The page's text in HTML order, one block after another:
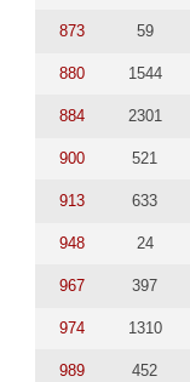
873 59
880 1544
884 2301
900 521
913 633
948 24
967 397
974 1310
989 452